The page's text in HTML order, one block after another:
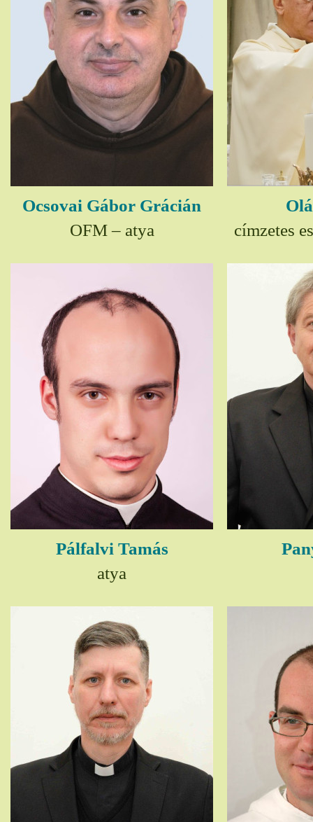
Ocsovai Gábor Grácián
OFM – atya
címzetes
Pálfalvi Tamás
atya